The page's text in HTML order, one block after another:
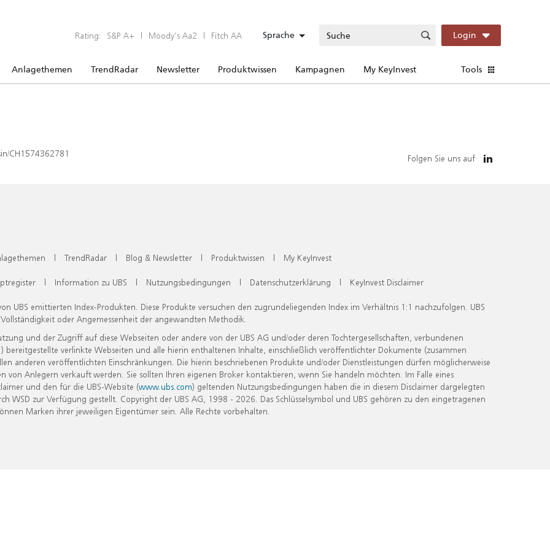
Rating: S&P A+ | Moody’s Aa2 | Fitch AA Sprache Login
Anlagethemen TrendRadar Newsletter Produktwissen Kampagnen My KeyInvest Tools
CH1574362781 Folgen Sie uns auf
| TrendRadar | Blog & Newsletter | Produktwissen | My KeyInvest
| Information zu UBS | Nutzungsbedingungen | Datenschutzerklärung | KeyInvest Disclaimer
UBS emittierten Index-Produkten. Diese Produkte versuchen den zugrundeliegenden Index im Verhältnis 1:1 nachzufolgen. UBS
oder Angemessenheit der angewandten Methodik.
und der Zugriff auf diese Webseiten oder andere von der UBS AG und/oder deren Tochtergesellschaften, verbundenen
verlinkte Webseiten und alle hierin enthaltenen Inhalte, einschließlich veröffentlichter Dokumente (zusammen
anderen veröffentlichten Einschränkungen. Die hierin beschriebenen Produkte und/oder Dienstleistungen dürfen möglicherweise
Anlegern verkauft werden. Sie sollten Ihren eigenen Broker kontaktieren, wenn Sie handeln möchten. Im Falle eines
und den für die UBS-Website (www.ubs.com) geltenden Nutzungsbedingungen haben die in diesem Disclaimer dargelegten
zur Verfügung gestellt. Copyright der UBS AG, 1998 - 2026. Das Schlüsselsymbol und UBS gehören zu den eingetragenen
Marken ihrer jeweiligen Eigentümer sein. Alle Rechte vorbehalten.